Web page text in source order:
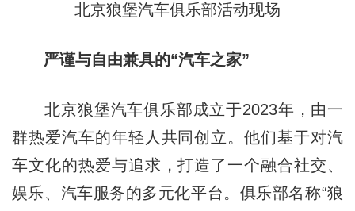
北京狼堡汽车俱乐部活动现场
严谨与自由兼具的“汽车之家”
北京狼堡汽车俱乐部成立于2023年，由一
群热爱汽车的年轻人共同创立。他们基于对汽
车文化的热爱与追求，打造了一个融合社交、
娱乐、汽车服务的多元化平台。俱乐部名称“狼